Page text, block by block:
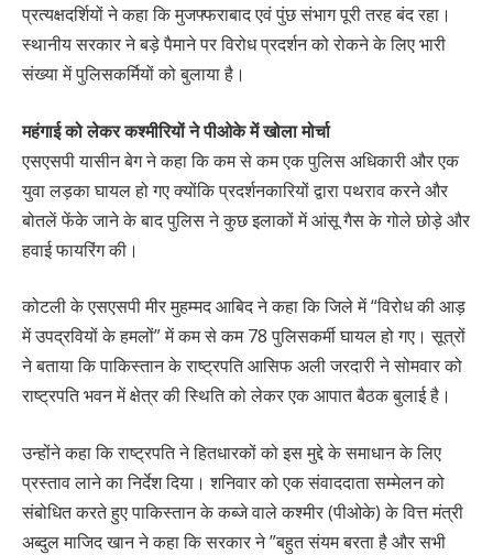
प्रत्यक्षदर्शियों ने कहा कि मुजफ्फराबाद एवं पुंछ संभाग पूरी तरह बंद रहा।
स्थानीय सरकार ने बड़े पैमाने पर विरोध प्रदर्शन को रोकने के लिए भारी
संख्या में पुलिसकर्मियों को बुलाया है।
महंगाई को लेकर कश्मीरियों ने पीओके में खोला मोर्चा
एसएसपी यासीन बेग ने कहा कि कम से कम एक पुलिस अधिकारी और एक
युवा लड़का घायल हो गए क्योंकि प्रदर्शनकारियों द्वारा पथराव करने और
बोतलें फेंके जाने के बाद पुलिस ने कुछ इलाकों में आंसू गैस के गोले छोड़े और
हवाई फायरिंग की।
कोटली के एसएसपी मीर मुहम्मद आबिद ने कहा कि जिले में “विरोध की आड़
में उपद्रवियों के हमलों” में कम से कम 78 पुलिसकर्मी घायल हो गए। सूत्रों
ने बताया कि पाकिस्तान के राष्ट्रपति आसिफ अली जरदारी ने सोमवार को
राष्ट्रपति भवन में क्षेत्र की स्थिति को लेकर एक आपात बैठक बुलाई है।
उन्होंने कहा कि राष्ट्रपति ने हितधारकों को इस मुद्दे के समाधान के लिए
प्रस्ताव लाने का निर्देश दिया। शनिवार को एक संवाददाता सम्मेलन को
संबोधित करते हुए पाकिस्तान के कब्जे वाले कश्मीर (पीओके) के वित्त मंत्री
अब्दुल माजिद खान ने कहा कि सरकार ने ”बहुत संयम बरता है और सभी